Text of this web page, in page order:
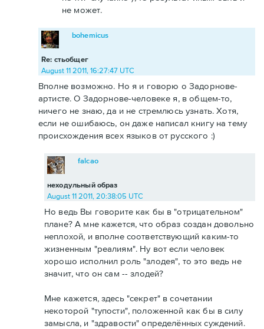
не может.
Re: стьобщег
bohemicus
August 11 2011, 16:27:47 UTC
Вполне возможно. Но я и говорю о Задорнове-
артисте. О Задорнове-человеке я, в общем-то,
ничего не знаю, да и не стремлюсь узнать. Хотя,
если не ошибаюсь, он даже написал книгу на тему
происхождения всех языков от русского :)
неходульный образ
falcao
August 11 2011, 20:38:05 UTC
Но ведь Вы говорите как бы в "отрицательном"
плане? А мне кажется, что образ создан довольно
неплохой, и вполне соответствующий каким-то
жизненным "реалиям". Ну вот если человек
хорошо исполнил роль "злодея", то это ведь не
значит, что он сам -- злодей?
Мне кажется, здесь "секрет" в сочетании
некоторой "тупости", положенной как бы в силу
замысла, и "здравости" определённых суждений.